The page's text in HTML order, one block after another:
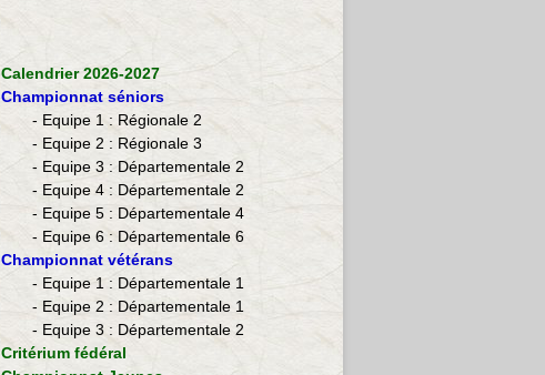
Calendrier 2026-2027
Championnat séniors
- Equipe 1 : Régionale 2
- Equipe 2 : Régionale 3
- Equipe 3 : Départementale 2
- Equipe 4 : Départementale 2
- Equipe 5 : Départementale 4
- Equipe 6 : Départementale 6
Championnat vétérans
- ​Equipe 1 : Départementale 1
- Equipe 2 : Départementale 1
- Equipe 3 : Départementale 2
Critérium fédéral